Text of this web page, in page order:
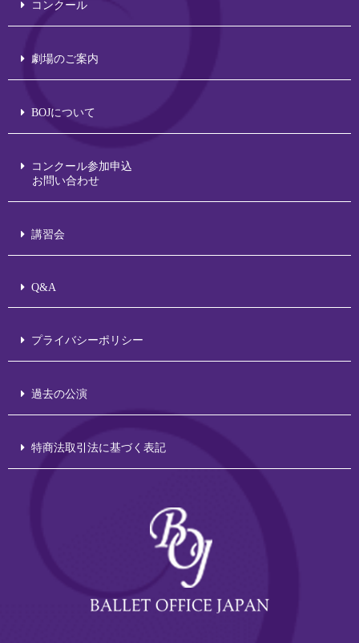
コンクール
劇場のご案内
BOJについて
コンクール参加申込
お問い合わせ
講習会
Q&A
プライバシーポリシー
過去の公演
特商法取引法に基づく表記